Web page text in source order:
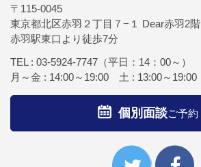
〒115-0045
東京都北区赤羽２丁目７−１ Dear赤羽2階
赤羽駅東口より徒歩7分
TEL : 03-5924-7747 （平日：14：00～）
月～金 : 14:00～19:00 土 : 13:00～19:00
個別面談ご予約